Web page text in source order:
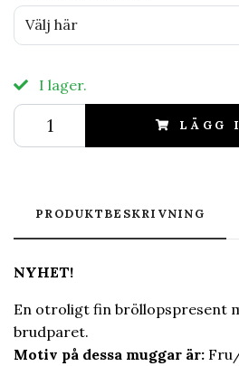
Välj här
I lager.
LÄGG
PRODUKTBESKRIVNING
NYHET!
En otroligt fin bröllopspresent
brudparet.
Motiv på dessa muggar är: